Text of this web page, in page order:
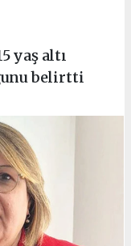
yaş altı
belirtti